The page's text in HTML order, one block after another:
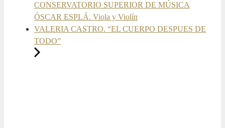
CONSERVATORIO SUPERIOR DE MÚSICA
ÓSCAR ESPLÁ. Viola y Violín
VALERIA CASTRO. “EL CUERPO DESPUES DE
TODO”